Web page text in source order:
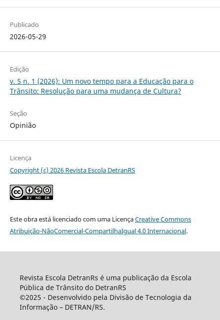
Publicado
2026-05-29
Edição
v. 5 n. 1 (2026): Um novo tempo para a Educação para o
Trânsito: Resolução para uma mudança de Cultura?
Seção
Opinião
Licença
Copyright (c) 2026 Revista Escola DetranRS
Este obra está licenciado com uma LicençaCreative Commons
Atribuição-NãoComercial-CompartilhaIgual 4.0 Internacional.
Revista Escola DetranRs é uma publicação da Escola
Pública de Trânsito do DetranRS
©2025 - Desenvolvido pela Divisão de Tecnologia da
Informação – DETRAN/RS.